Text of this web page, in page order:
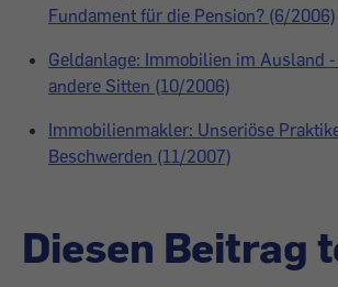
Fundament für die Pension? (6/2006)
Geldanlage: Immobilien im Ausland
andere Sitten (10/2006)
Immobilienmakler: Unseriöse
Beschwerden (11/2007)
Diesen Beitrag